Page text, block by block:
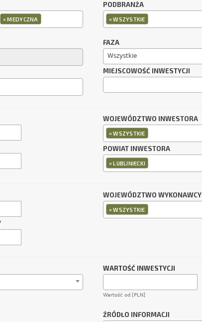
×MEDYCZNA
PODBRANŻA
×WSZYSTKIE
FAZA
Wszystkie
MIEJSCOWOŚĆ INWESTYCJI
WOJEWÓDZTWO INWESTORA
×WSZYSTKIE
POWIAT INWESTORA
×LUBLINIECKI
WOJEWÓDZTWO WYKONAWCY
×WSZYSTKIE
WARTOŚĆ INWESTYCJI
Wartość od [PLN]
ŹRÓDŁO INFORMACJI